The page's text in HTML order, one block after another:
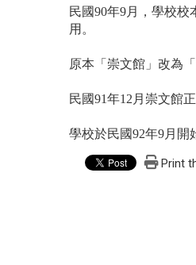
民國90年9月，學校
用。
原本「崇文館」改為
民國91年12月崇文館
學校於民國92年9月開
Print